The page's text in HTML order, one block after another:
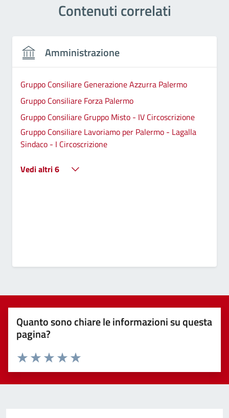
Contenuti correlati
Amministrazione
Gruppo Consiliare Generazione Azzurra Palermo
Gruppo Consiliare Forza Palermo
Gruppo Consiliare Gruppo Misto - IV Circoscrizione
Gruppo Consiliare Lavoriamo per Palermo - Lagalla
Sindaco - I Circoscrizione
Vedi altri 6
Quanto sono chiare le informazioni su questa
pagina?
Valuta 5 stelle su 5
Valuta 4 stelle su 5
Valuta 3 stelle su 5
Valuta 2 stelle su 5
Valuta 1 stelle su 5